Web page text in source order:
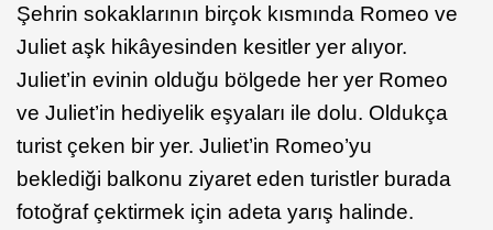
Şehrin sokaklarının birçok kısmında Romeo ve
Juliet aşk hikâyesinden kesitler yer alıyor.
Juliet’in evinin olduğu bölgede her yer Romeo
ve Juliet’in hediyelik eşyaları ile dolu. Oldukça
turist çeken bir yer. Juliet’in Romeo’yu
beklediği balkonu ziyaret eden turistler burada
fotoğraf çektirmek için adeta yarış halinde.